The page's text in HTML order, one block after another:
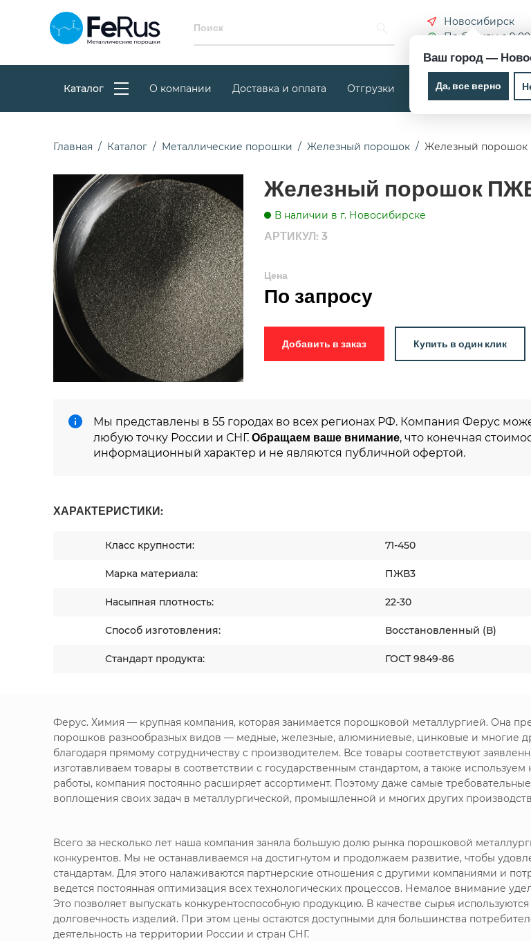
Новосибирск
Ваш город —
Да, все верно
По будням с 9:00
Каталог О компании Доставка и оплата Отгрузки Новости Контакты
Главная Каталог Металлические порошки Железный порошок Железный порошок
Железный порошок
В наличии в г. Новосибирске
АРТИКУЛ: 3
Цена
По запросу
Добавить в заказ Купить в один клик
Мы представлены в 55 городах во всех регионах РФ. Компания Ферус
любую точку России и СНГ. Обращаем ваше внимание, что конечная
информационный характер и не являются публичной офертой.
ХАРАКТЕРИСТИКИ:
Класс крупности: 71-450
Марка материала: ПЖВ3
Насыпная плотность: 22-30
Способ изготовления: Восстановленный (В)
Стандарт продукта: ГОСТ 9849-86
Ферус. Химия — крупная компания, которая занимается порошковой металлургией. Она
порошков разнообразных видов — медные, железные, алюминиевые, цинковые и многие
благодаря прямому сотрудничеству с производителем. Все товары соответствуют
изготавливаем товары в соответствии с государственным стандартом, а также
работы, компания постоянно расширяет ассортимент. Поэтому даже самые
воплощения своих задач в металлургической, промышленной и многих других
Всего за несколько лет наша компания заняла большую долю рынка порошковой
конкурентов. Мы не останавливаемся на достигнутом и продолжаем развитие, чтобы
стандартам. Для этого налаживаются партнерские отношения с другими компаниями и
ведется постоянная оптимизация всех технологических процессов. Немалое внимание
Это позволяет выпускать конкурентоспособную продукцию. В качестве сырья
долговечность изделий. При этом цены остаются доступными для большинства
деятельность на территории России и стран СНГ.